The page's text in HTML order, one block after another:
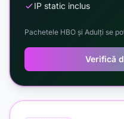
IP static inclus
Pachetele HBO și Adulți se
Verifică